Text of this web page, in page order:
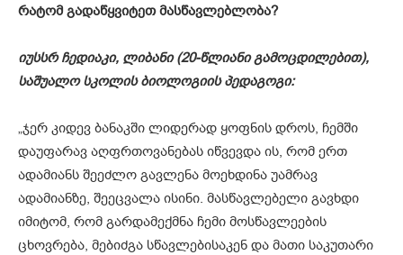
რატომ გადაწყვიტეთ მასწავლებლობა?
იუსსრ ჩედიაკი, ლიბანი (20-წლიანი გამოცდილებით),
საშუალო სკოლის ბიოლოგიის პედაგოგი:
„ჯერ კიდევ ბანაკში ლიდერად ყოფნის დროს, ჩემში
დაუფარავ აღფრთოვანებას იწვევდა ის, რომ ერთ
ადამიანს შეეძლო გავლენა მოეხდინა უამრავ
ადამიანზე, შეეცვალა ისინი. მასწავლებელი გავხდი
იმიტომ, რომ გარდამექმნა ჩემი მოსწავლეების
ცხოვრება, მებიძგა სწავლებისაკენ და მათი საკუთარი